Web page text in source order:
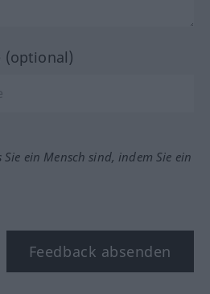
(optional)
ein Mensch sind, indem Sie ein
Feedback absenden